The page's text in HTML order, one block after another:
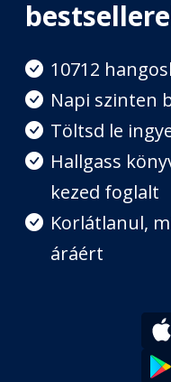
Hét
Fejezet hossza:
Nyolc
Fejezet hossza:
10712
Napi szinten
Töltsd le
Hallgass
kezed foglalt
Korlátlanul,
áráért